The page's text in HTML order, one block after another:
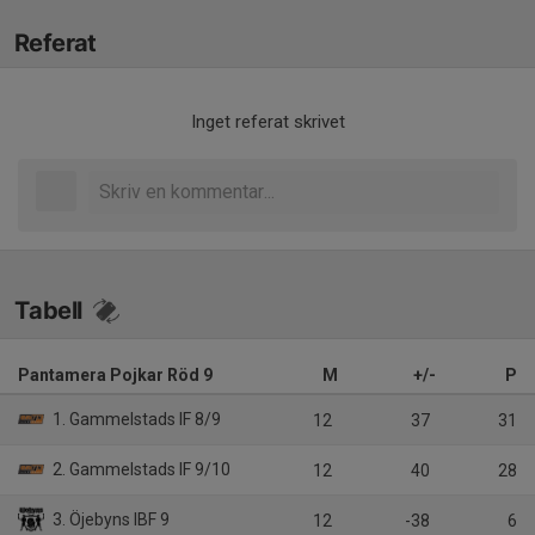
Referat
Inget referat skrivet
Tabell
Pantamera Pojkar Röd 9 M +/- P
1. Gammelstads IF 8/9 12 37 31
2. Gammelstads IF 9/10 12 40 28
3. Öjebyns IBF 9 12 -38 6